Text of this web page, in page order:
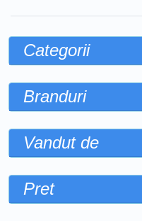
Categorii
Branduri
Vandut de
Pret